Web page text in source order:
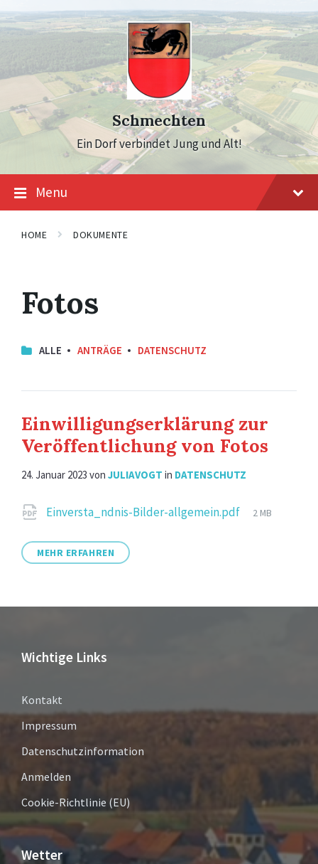
to
content
to
main
to
footer
Schmechten
Ein Dorf verbindet Jung und Alt!
Menu
HOME DOKUMENTE
Fotos
ALLE ANTRÄGE DATENSCHUTZ
Einwilligungserklärung zur
Veröffentlichung von Fotos
24. Januar 2023 von JULIAVOGT in DATENSCHUTZ
Attachments
Einversta_ndnis-Bilder-allgemein.pdf
File
2 MB
MEHR ERFAHREN
Wichtige Links
Kontakt
Impressum
Datenschutzinformation
Anmelden
Cookie-Richtlinie (EU)
Wetter